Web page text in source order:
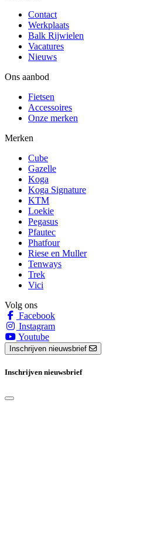
Contact
Werkplaats
Balk Rijwielen
Vacatures
Nieuws
Ons aanbod
Fietsen
Accessoires
Onze merken
Merken
Cube
Gazelle
Koga
Koga Signature
KTM
Loekie
Pegasus
Pfautec
Phatfour
Riese en Muller
Tenways
Trek
Vici
Volg ons
Facebook
Instagram
Youtube
Inschrijven nieuwsbrief
Inschrijven nieuwsbrief